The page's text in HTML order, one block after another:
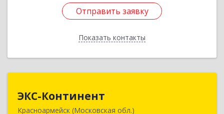
Отправить заявку
Показать контакты
Отправить заявку
Назад
ЭКС-Континент
Красноармейск (Московская обл.)